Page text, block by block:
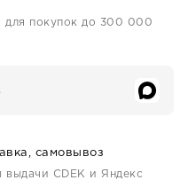
для покупок до 300 000
самовывоз
выдачи CDEK и Яндекс